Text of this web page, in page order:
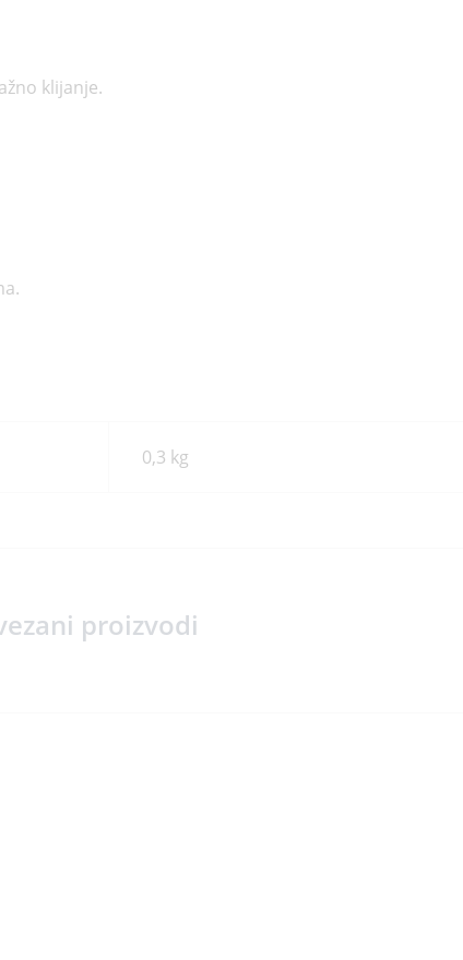
klijanje.
0,3 kg
proizvodi